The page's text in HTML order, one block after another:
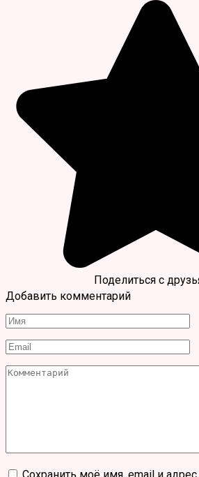
Поделиться с
Добавить комментарий
Имя
Email
Комментарий